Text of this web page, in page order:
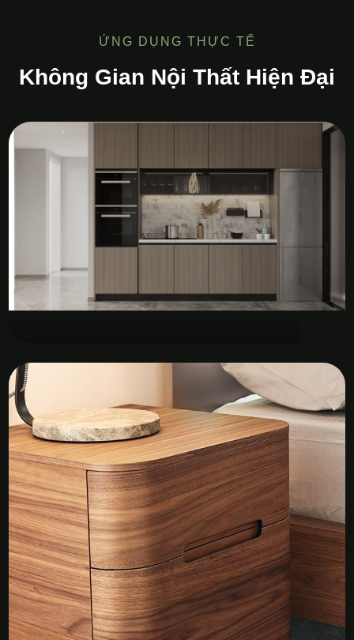
ỨNG DỤNG THỰC TẾ
Không Gian Nội Thất Hiện Đại